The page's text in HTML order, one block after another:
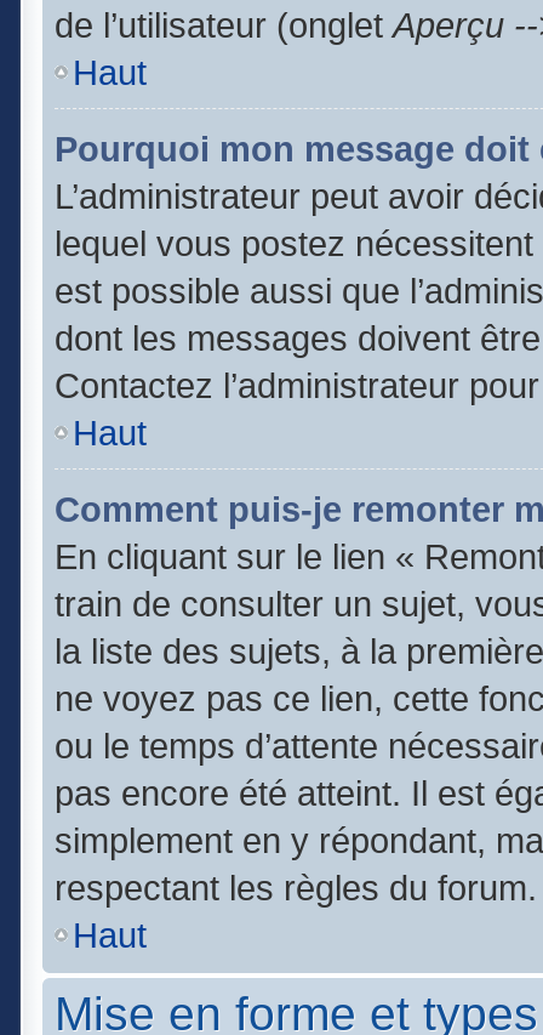
de l’utilisateur (ongletAperçu
Haut
Pourquoi mon message doit
L’administrateur peut avoir
lequel vous postez nécessitent
est possible aussi que
dont les messages doivent
Contactez l’administrateur
Haut
Comment puis-je remonter
En cliquant sur le lien «
train de consulter un sujet,
la liste des sujets, à la
ne voyez pas ce lien, cette
ou le temps d’attente
pas encore été atteint. Il est
simplement en y répondant,
respectant les règles du forum.
Haut
Mise en forme et